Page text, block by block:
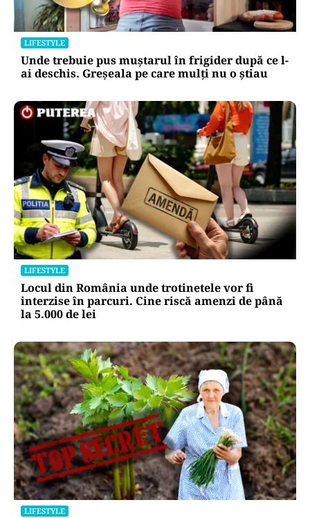
LIFESTYLE
Unde trebuie pus muștarul în frigider după ce l-
ai deschis. Greșeala pe care mulți nu o știau
LIFESTYLE
Locul din România unde trotinetele vor fi
interzise în parcuri. Cine riscă amenzi de până
la 5.000 de lei
LIFESTYLE